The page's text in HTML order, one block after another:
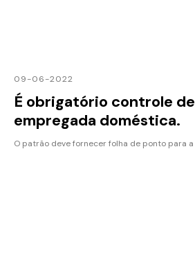
09-06-2022
É obrigatório controle
empregada doméstica.
O patrão deve fornecer folha de ponto para